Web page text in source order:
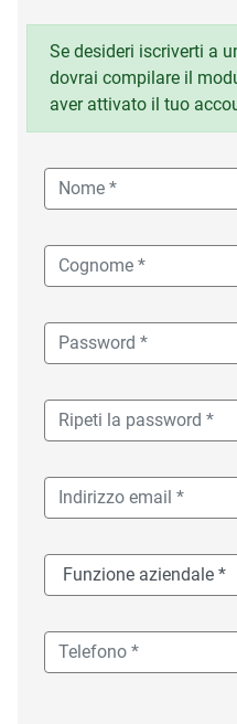
Se desideri iscriverti a
dovrai compilare il
aver attivato il tuo